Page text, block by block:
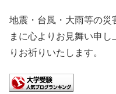
地震・台風・大雨等の災
まに心よりお見舞い申
りお祈りいたします。